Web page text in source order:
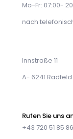
Mo-Fr: 07:00-
nach
Innstraße 11
A- 6241 Radfeld
Rufen Sie uns
+43 720 51 85 86